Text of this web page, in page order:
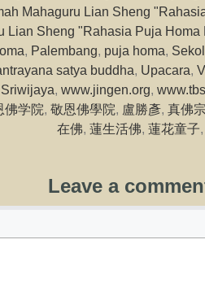
Mahaguru Lian Sheng
Lian Sheng "Rahasia Puja Homa
, Palembang, puja homa,
satya buddha, Upacara,
, www.jingen.org,
佛学院, 敬恩佛學院, 盧勝彥, 真佛
在佛, 蓮生活佛, 蓮花童子
Leave a